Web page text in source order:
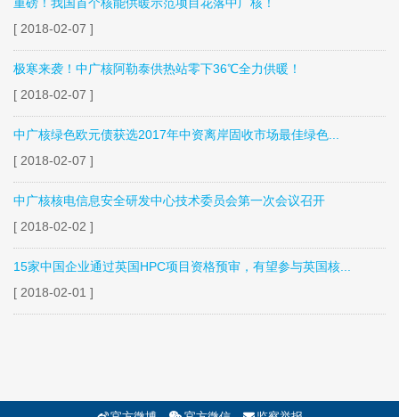
[ 2018-02-07 ]
极寒来袭！中广核阿勒泰供热站零下36℃全力供暖！
[ 2018-02-07 ]
中广核绿色欧元债获选2017年中资离岸固收市场最佳绿色...
[ 2018-02-07 ]
中广核核电信息安全研发中心技术委员会第一次会议召开
[ 2018-02-02 ]
15家中国企业通过英国HPC项目资格预审，有望参与英国核...
[ 2018-02-01 ]